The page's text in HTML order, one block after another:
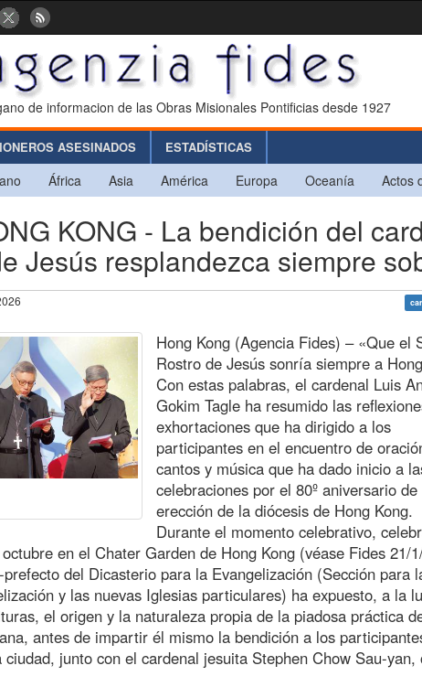
de informacion de las Obras Misionales Pontificias desde 1927
ASESINADOS ESTADÍSTICAS
África Asia América Europa Oceanía Actos
KONG - La bendición del
Jesús resplandezca siempre
Hong Kong (Agencia Fides) – «Que el
Rostro de Jesús sonría siempre a
Con estas palabras, el cardenal Luis
Gokim Tagle ha resumido las
exhortaciones que ha dirigido a los
participantes en el encuentro de
cantos y música que ha dado inicio a
celebraciones por el 80º aniversario de
erección de la diócesis de Hong Kong.
Durante el momento celebrativo,
en el Chater Garden de Hong Kong (véase Fides 21/
del Dicasterio para la Evangelización (Sección para
y las nuevas Iglesias particulares) ha expuesto, a la
el origen y la naturaleza propia de la piadosa práctica
antes de impartir él mismo la bendición a los
junto con el cardenal jesuita Stephen Chow Sau-yan,